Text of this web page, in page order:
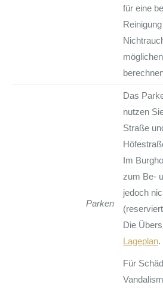
für eine
Parken
Das
nutzen
Straße
Im
zum Be-
jedoch
Die
Lageplan.
Für